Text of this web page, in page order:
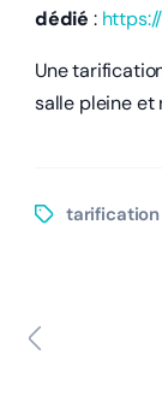
dédié :
Une
salle pleine et
tarification